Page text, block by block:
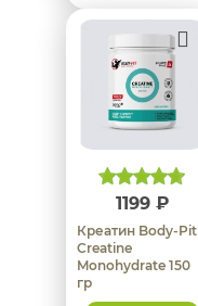
1199 ₽
Креатин Body-Pit
Creatine
Monohydrate 150
гр